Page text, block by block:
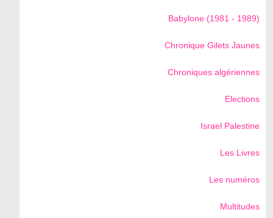
Babylone (1981 - 1989)
Chronique Gilets Jaunes
Chroniques algériennes
Elections
Israel Palestine
Les Livres
Les numéros
Multitudes